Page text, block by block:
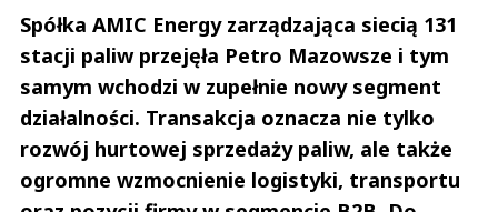
Spółka AMIC Energy zarządzająca siecią 131
stacji paliw przejęła Petro Mazowsze i tym
samym wchodzi w zupełnie nowy segment
działalności. Transakcja oznacza nie tylko
rozwój hurtowej sprzedaży paliw, ale także
ogromne wzmocnienie logistyki, transportu